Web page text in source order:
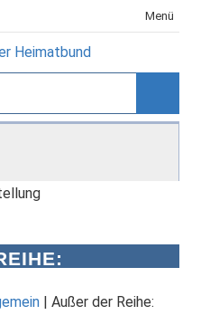
Menü
A
| Außer der Reihe: